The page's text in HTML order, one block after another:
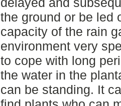
the ground or be led
capacity of the rain
environment very
to cope with long
the water in the
can be standing. It